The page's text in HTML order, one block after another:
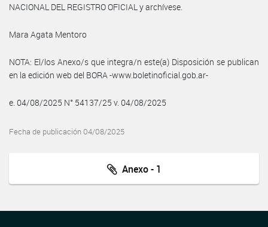
NACIONAL DEL REGISTRO OFICIAL y archívese.
Mara Agata Mentoro
NOTA: El/los Anexo/s que integra/n este(a) Disposición se publican
en la edición web del BORA -www.boletinoficial.gob.ar-
e. 04/08/2025 N° 54137/25 v. 04/08/2025
Fecha de publicación 04/08/2025
Anexo - 1